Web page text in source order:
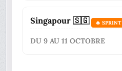
Singapour 🇸🇬 🔥 SPRINT
DU 9 AU 11 OCTOBRE